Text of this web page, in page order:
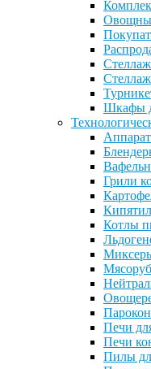
Шкафы
Грили
Котлы
Печи
Печи
Пилы